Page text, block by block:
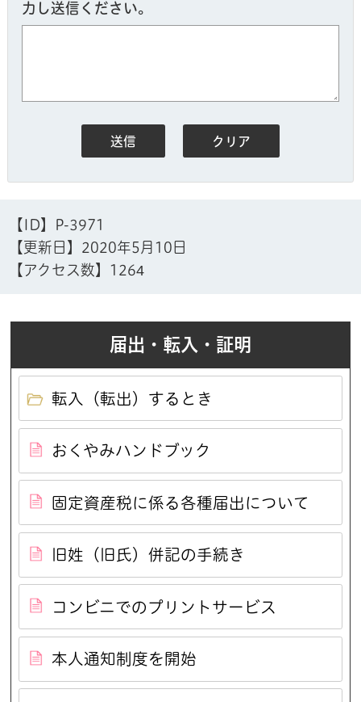
力し送信ください。
【ID】
P-3971
【更新日】 2020年5月10日
【アクセス数】
1264
届出・転入・証明
転入（転出）するとき
おくやみハンドブック
固定資産税に係る各種届出について
旧姓（旧氏）併記の手続き
コンビニでのプリントサービス
本人通知制度を開始